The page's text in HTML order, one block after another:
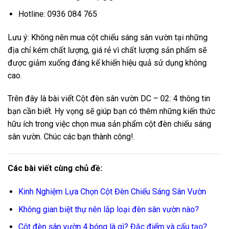
Hotline: 0936 084 765
Lưu ý: Không nên mua cột chiếu sáng sân vườn tại những
địa chỉ kém chất lượng, giá rẻ vì chất lượng sản phẩm sẽ
được giảm xuống đáng kể khiến hiệu quả sử dụng không
cao.
Trên đây là bài viết Cột đèn sân vườn DC – 02: 4 thông tin
bạn cần biết. Hy vọng sẽ giúp bạn có thêm những kiến thức
hữu ích trong việc chọn mua sản phẩm cột đèn chiếu sáng
sân vườn. Chúc các bạn thành công!.
Các bài viết cùng chủ đề:
Kinh Nghiệm Lựa Chọn Cột Đèn Chiếu Sáng Sân Vườn
Không gian biệt thự nên lắp loại đèn sân vườn nào?
Cột đèn sân vườn 4 bóng là gì? Đặc điểm và cấu tạo?